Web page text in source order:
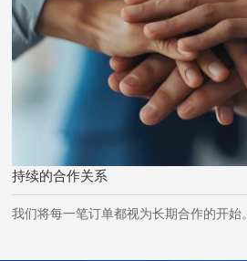
持续的合作关系
我们将每一笔订单都视为长期合作的开始。